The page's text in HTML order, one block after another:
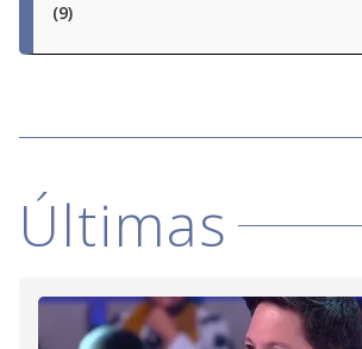
(9)
Últimas